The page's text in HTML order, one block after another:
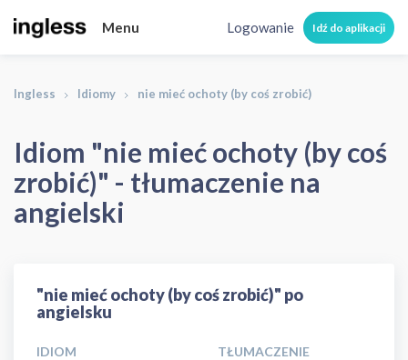
Menu Logowanie Idź do aplikacji
Ingless Idiomy nie mieć ochoty (by coś zrobić)
Idiom "nie mieć ochoty (by coś
zrobić)" - tłumaczenie na
angielski
"nie mieć ochoty (by coś zrobić)" po
angielsku
IDIOM TŁUMACZENIE